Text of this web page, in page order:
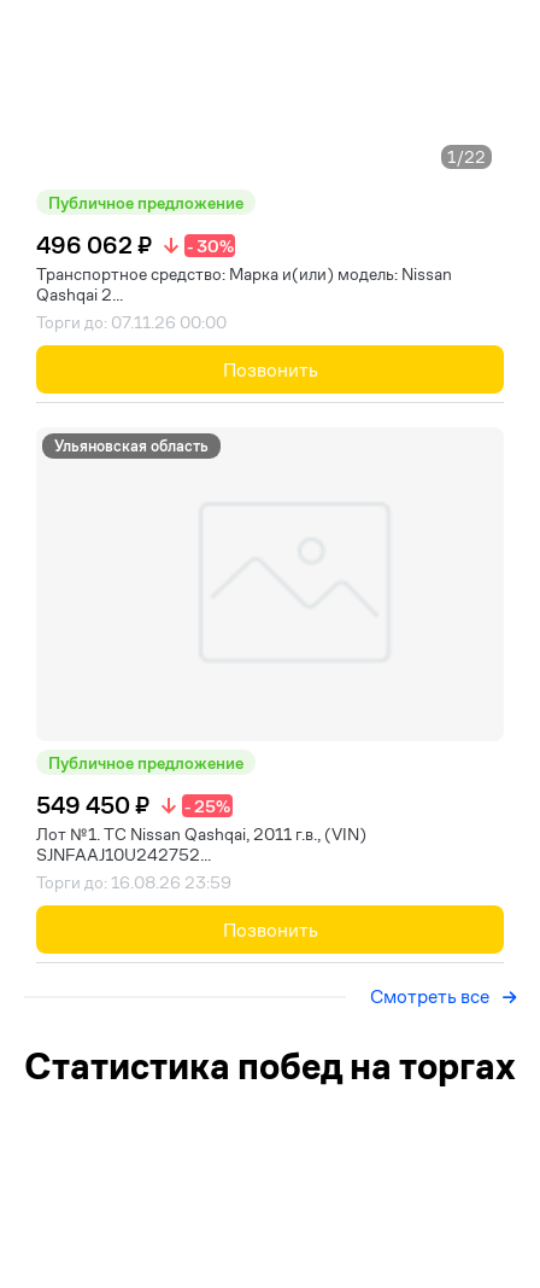
1/22
Публичное предложение
496 062 ₽
- 30%
Транспортное средство: Марка и(или) модель: Nissan
Qashqai 2...
Торги до: 07.11.26 00:00
Позвонить
Ульяновская область
Публичное предложение
549 450 ₽
- 25%
Лот №1. ТС Nissan Qashqai, 2011 г.в., (VIN)
SJNFAAJ10U242752...
Торги до: 16.08.26 23:59
Позвонить
Смотреть все
Статистика побед на торгах